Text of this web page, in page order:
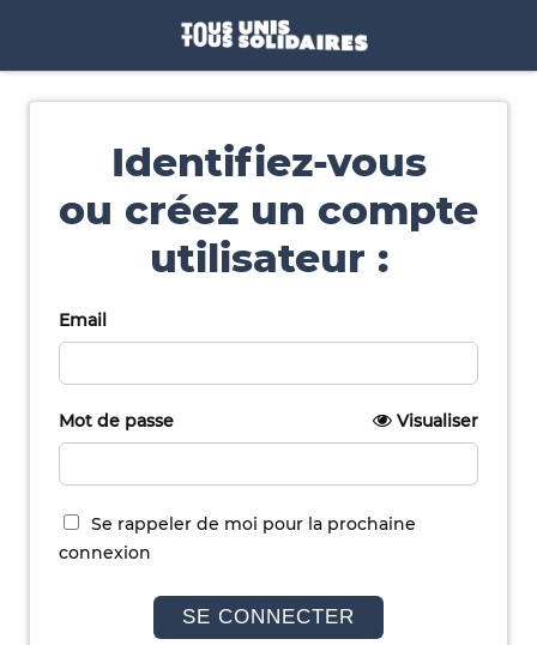
Identifiez-vous
ou créez un compte
utilisateur :
Email
Mot de passe Visualiser
Se rappeler de moi pour la prochaine
connexion
SE CONNECTER